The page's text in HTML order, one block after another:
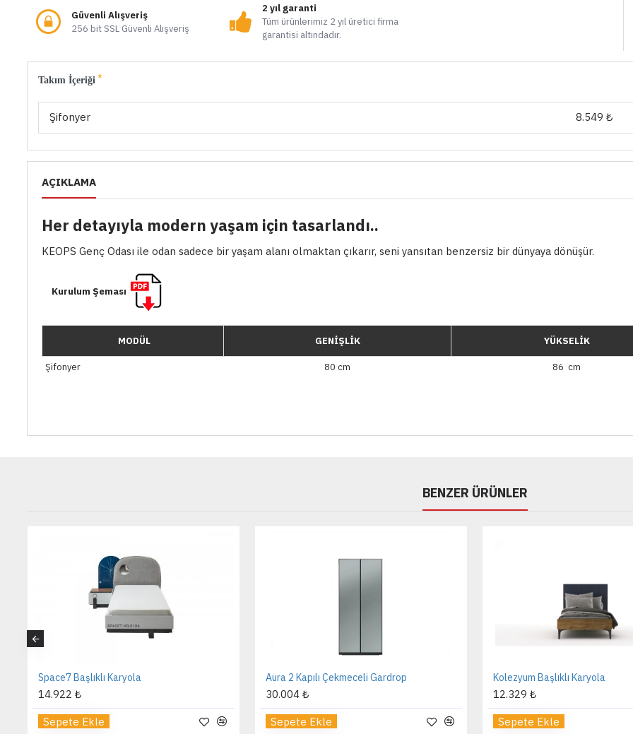
Güvenli Alışveriş
256 bit SSL Güvenli Alışveriş
2 yıl garanti
Tüm ürünlerimiz 2 yıl üretici firma
garantisi altındadır.
Takım İçeriği
Şifonyer 8.549 ₺
AÇIKLAMA
Her detayıyla modern yaşam için tasarlandı..
KEOPS Genç Odası ile odan sadece bir yaşam alanı olmaktan çıkarır, seni yansıtan benzersiz bir dünyaya dönüşür.
Kurulum Şeması
MODÜL GENİŞLİK YÜKSELİK
Şifonyer 80 cm 86 cm
BENZER ÜRÜNLER
Space7 Başlıklı Karyola
14.922 ₺
Sepete Ekle
Aura 2 Kapılı Çekmeceli Gardrop
30.004 ₺
Sepete Ekle
Kolezyum Başlıklı Karyola
12.329 ₺
Sepete Ekle